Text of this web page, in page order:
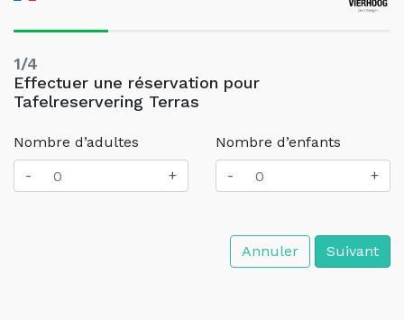
1/4
Effectuer une réservation pour
Tafelreservering Terras
Nombre d’adultes
-
+
Nombre d’enfants
-
+
Annuler Suivant